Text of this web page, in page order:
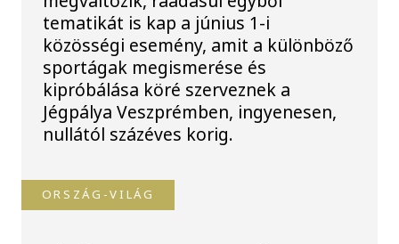
tematikát is kap a június 1-i
közösségi esemény, amit a különböző
sportágak megismerése és
kipróbálása köré szerveznek a
Jégpálya Veszprémben, ingyenesen,
nullától százéves korig.
ORSZÁG-VILÁG